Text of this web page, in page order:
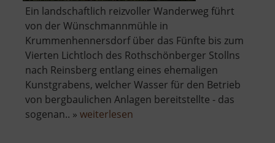
Ein landschaftlich reizvoller Wanderweg führt
von der Wünschmannmühle in
Krummenhennersdorf über das Fünfte bis zum
Vierten Lichtloch des Rothschönberger Stollns
nach Reinsberg entlang eines ehemaligen
Kunstgrabens, welcher Wasser für den Betrieb
von bergbaulichen Anlagen bereitstellte - das
sogenan.. » weiterlesen